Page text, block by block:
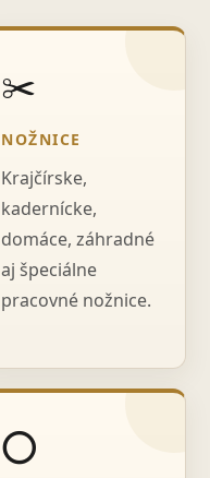
✂️
NOŽNICE
Krajčírske,
kadernícke,
domáce, záhradné
aj špeciálne
pracovné nožnice.
⭕